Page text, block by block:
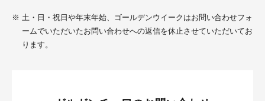
※ 土・日・祝日や年末年始、ゴールデンウイークはお問い合わせフォ
ームでいただいたお問い合わせへの返信を休止させていただいてお
ります。